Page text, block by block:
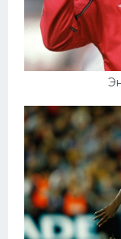
Еще картинки...
Футбол
Хоккей
Велогонки
Конькобежный
Тренажеры
Интерьер